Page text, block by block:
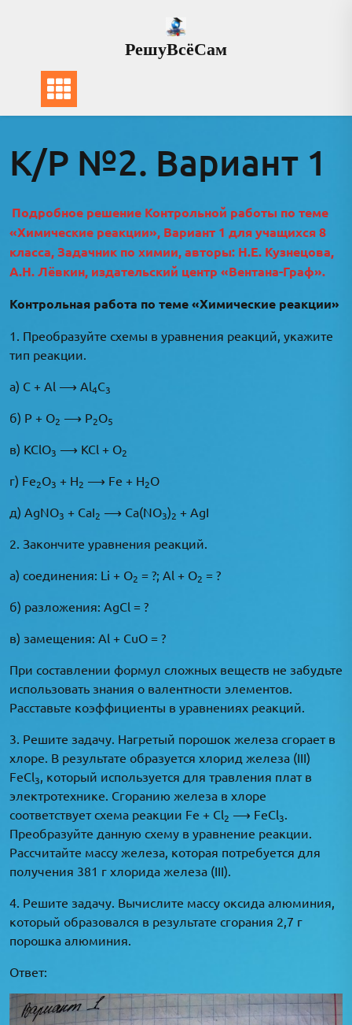
РешуВсёСам
К/Р №2. Вариант 1
Подробное решение Контрольной работы по теме
«Химические реакции», Вариант 1 для учащихся 8
класса, Задачник по химии, авторы: Н.Е. Кузнецова,
А.Н. Лёвкин, издательский центр «Вентана-Граф».
Контрольная работа по теме «Химические реакции»
1. Преобразуйте схемы в уравнения реакций, укажите
тип реакции.
а) C + Al ⟶ Al4C3
б) P + O2 ⟶ P2O5
в) KClO3 ⟶ KCl + O2
г) Fe2O3 + H2 ⟶ Fe + H2O
д) AgNO3 + CaI2 ⟶ Ca(NO3)2 + AgI
2. Закончите уравнения реакций.
а) соединения: Li + O2 = ?; Al + O2 = ?
б) разложения: AgCl = ?
в) замещения: Al + CuO = ?
При составлении формул сложных веществ не забудьте
использовать знания о валентности элементов.
Расставьте коэффициенты в уравнениях реакций.
3. Решите задачу. Нагретый порошок железа сгорает в
хлоре. В результате образуется хлорид железа (III)
FeCl3
, который используется для травления плат в
электротехнике. Сгоранию железа в хлоре
соответствует схема реакции Fe + Cl2 ⟶ FeCl3
Преобразуйте данную схему в уравнение реакции.
Рассчитайте массу железа, которая потребуется для
получения 381 г хлорида железа (III).
4. Решите задачу. Вычислите массу оксида алюминия,
который образовался в результате сгорания 2,7 г
порошка алюминия.
Ответ: